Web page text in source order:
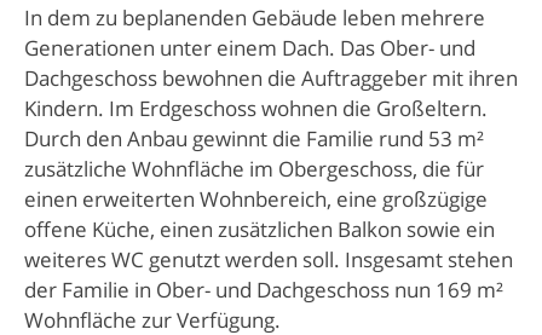
In dem zu beplanenden Gebäude leben mehrere
Generationen unter einem Dach. Das Ober- und
Dachgeschoss bewohnen die Auftraggeber mit ihren
Kindern. Im Erdgeschoss wohnen die Großeltern.
Durch den Anbau gewinnt die Familie rund 53 m²
zusätzliche Wohnfläche im Obergeschoss, die für
einen erweiterten Wohnbereich, eine großzügige
offene Küche, einen zusätzlichen Balkon sowie ein
weiteres WC genutzt werden soll. Insgesamt stehen
der Familie in Ober- und Dachgeschoss nun 169 m²
Wohnfläche zur Verfügung.